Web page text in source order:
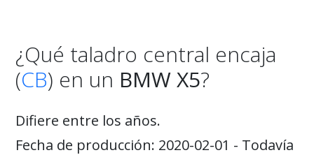
¿Qué taladro central encaja
(CB) en un BMW X5?
Difiere entre los años.
Fecha de producción: 2020-02-01 - Todavía